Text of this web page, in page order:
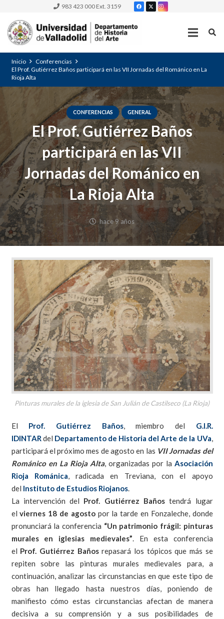
983 423 000 Ext. 3159
Inicio
Conferencias
El Prof. Gutiérrez Baños participará en las VII Jornadas del Románico en La
Rioja Alta
CONFERENCIAS GENERAL
El Prof. Gutiérrez Baños
participará en las VII
Jornadas del Románico en
La Rioja Alta
hace 9 años
Pinturas murales de la iglesia de San Julián de Castilseco (La Rioja)
El Prof. Gutiérrez Baños, miembro del G.I.R.
IDINTARdel Departamento de Historia del Arte de la UVa,
participará el próximo mes de agosto en las VII Jornadas del
Románico en La Rioja Alta, organizadas por la Asociación
Rioja Románica, radicada en Treviana, con el apoyo
del Instituto de Estudios Riojanos.
La intervención del Prof. Gutiérrez Bañostendrá lugar
elviernes 18 de agostopor la tarde en Fonzaleche, donde
pronunciará la conferencia “Un patrimonio frágil: pinturas
murales en iglesias medievales”. En esta conferencia
el Prof. Gutiérrez Bañosrepasará los tópicos que más se
repiten sobre las pinturas murales medievales para, a
continuación, analizar las circunstancias en que este tipo de
obras han llegado hasta nuestros días, poniendo de
manifiesto cómo estas circunstancias afectan de manera
decisiva a su comprensión y a sus posibilidades de